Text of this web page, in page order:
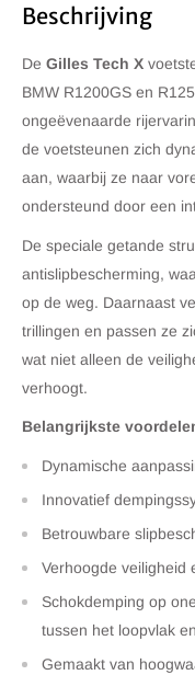
Beschrijving
De Gilles Tech X
BMW R1200GS en
ongeëvenaarde
de voetsteunen zich
aan, waarbij ze naar
ondersteund door een
De speciale getande
antislipbescherming,
op de weg. Daarnaast
trillingen en passen ze
wat niet alleen de
verhoogt.
Belangrijkste
Dynamische
Innovatief
Betrouwbare
Verhoogde veiligheid
Schokdemping op
tussen het loopvlak
Gemaakt van